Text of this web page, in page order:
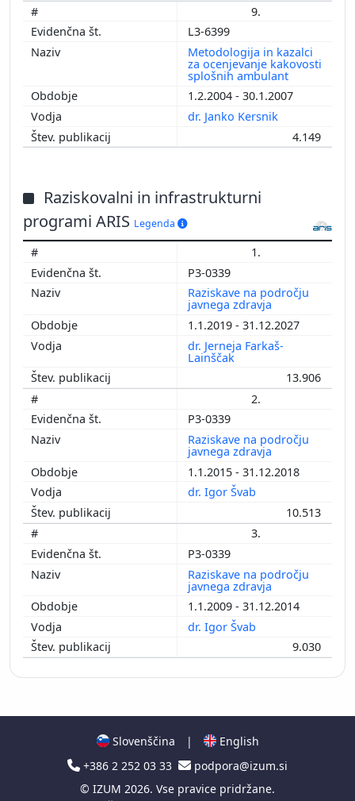
9.
L3-6399
Metodologija in kazalci
za ocenjevanje kakovosti
splošnih ambulant
1.2.2004 - 30.1.2007
dr. Janko Kersnik
4.149
Raziskovalni in infrastrukturni
programi ARIS Legenda
1.
P3-0339
Raziskave na področju
javnega zdravja
1.1.2019 - 31.12.2027
dr. Jerneja Farkaš-
Lainščak
13.906
2.
P3-0339
Raziskave na področju
javnega zdravja
1.1.2015 - 31.12.2018
dr. Igor Švab
10.513
3.
P3-0339
Raziskave na področju
javnega zdravja
1.1.2009 - 31.12.2014
dr. Igor Švab
9.030
Slovenščina |
English
+386 2 252 03 33
podpora@izum.si
© IZUM 2026. Vse pravice pridržane.